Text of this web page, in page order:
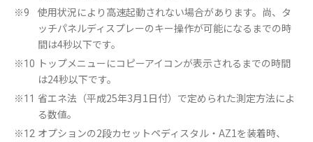
※9
使用状況により高速起動されない場合があります。尚、タ
ッチパネルディスプレーのキー操作が可能になるまでの時
間は4秒以下です。
※10 トップメニューにコピーアイコンが表示されるまでの時間
は24秒以下です。
※11 省エネ法（平成25年3月1日付）で定められた測定方法によ
る数値。
※12 オプションの2段カセットペディスタル・AZ1を装着時、